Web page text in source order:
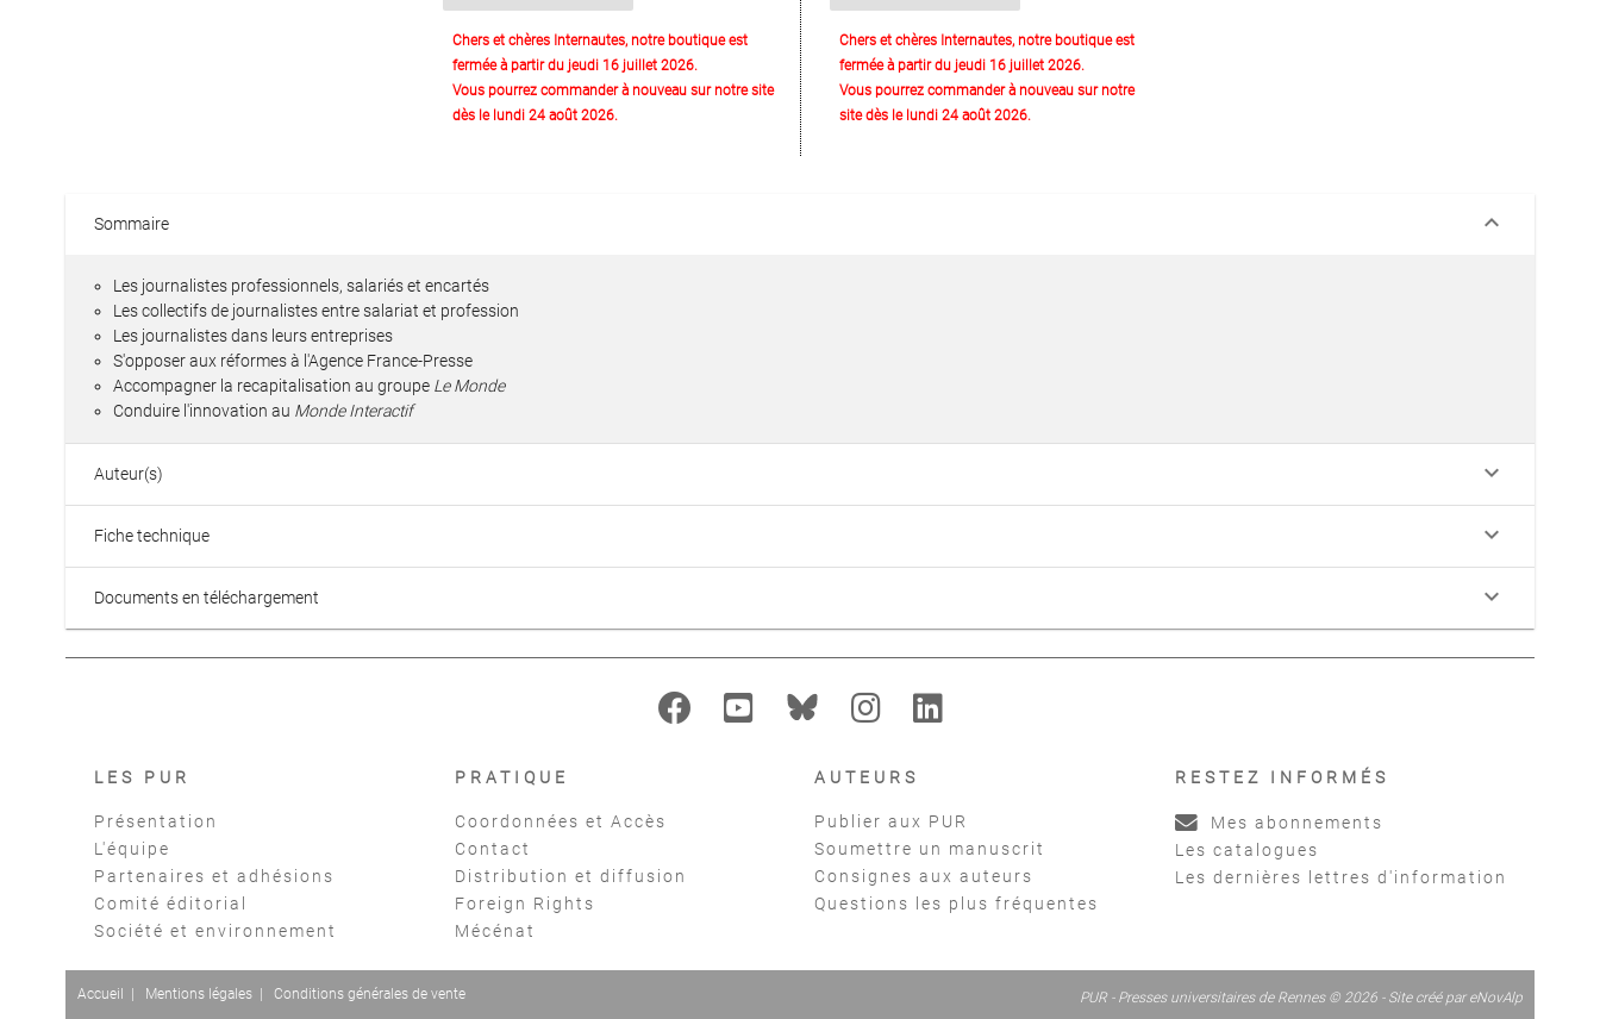
Chers et chères Internautes, notre boutique est
fermée à partir du jeudi 16 juillet 2026.
Vous pourrez commander à nouveau sur notre site
dès le lundi 24 août 2026.
Chers et chères Internautes, notre boutique est
fermée à partir du jeudi 16 juillet 2026.
Vous pourrez commander à nouveau sur notre
site dès le lundi 24 août 2026.
Sommaire keyboard_arrow_down
Les journalistes professionnels, salariés et encartés
Les collectifs de journalistes entre salariat et profession
Les journalistes dans leurs entreprises
S'opposer aux réformes à l'Agence France-Presse
Accompagner la recapitalisation au groupe Le Monde
Conduire l'innovation au Monde Interactif
Auteur(s) keyboard_arrow_down
Fiche technique keyboard_arrow_down
Documents en téléchargement keyboard_arrow_down
LES PUR
Présentation
L'équipe
Partenaires et adhésions
Comité éditorial
Société et environnement
PRATIQUE
Coordonnées et Accès
Contact
Distribution et diffusion
Foreign Rights
Mécénat
AUTEURS
Publier aux PUR
Soumettre un manuscrit
Consignes aux auteurs
Questions les plus fréquentes
RESTEZ INFORMÉS
Mes abonnements
Les catalogues
Les dernières lettres d'information
Accueil Mentions légales Conditions générales de vente PUR - Presses universitaires de Rennes © 2026 - Site créé par eNovAlp